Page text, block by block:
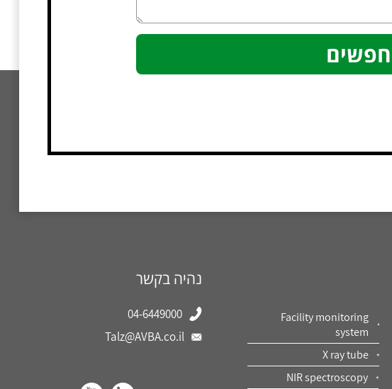
Facility monitoring
system
X ray tube
NIR spectroscopy
נהיה בקשר
04-6449000
Talz@AVBA.co.il